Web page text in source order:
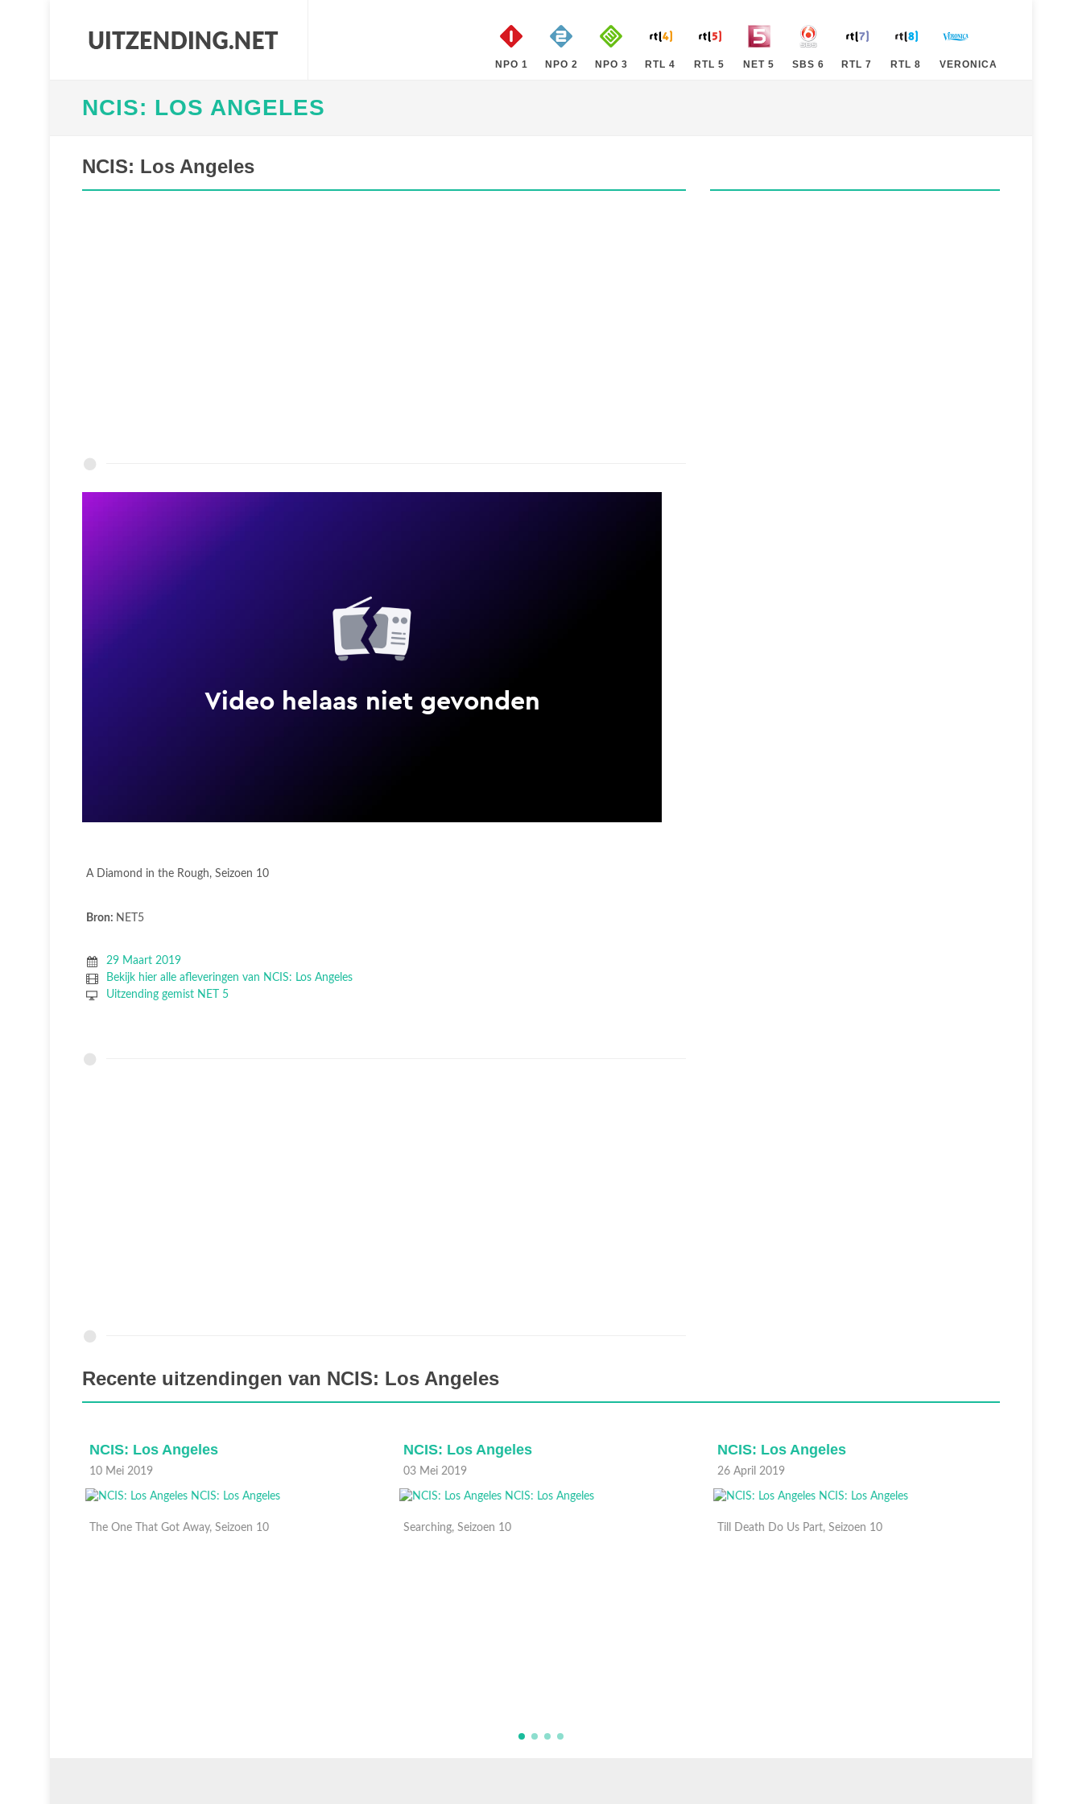
NPO 1 NPO 2 NPO 3 RTL 4 RTL 5 NET 5 SBS 6 RTL 7 RTL 8 VERONICA
NCIS: LOS ANGELES
NCIS: Los Angeles
A Diamond in the Rough, Seizoen 10
Bron: NET5
29 Maart 2019
Bekijk hier alle afleveringen van NCIS: Los Angeles
Uitzending gemist NET 5
Recente uitzendingen van NCIS: Los Angeles
NCIS: Los Angeles
10 Mei 2019
The One That Got Away, Seizoen 10
NCIS: Los Angeles
03 Mei 2019
Searching, Seizoen 10
NCIS: Los Angeles
26 April 2019
Till Death Do Us Part, Seizoen 10